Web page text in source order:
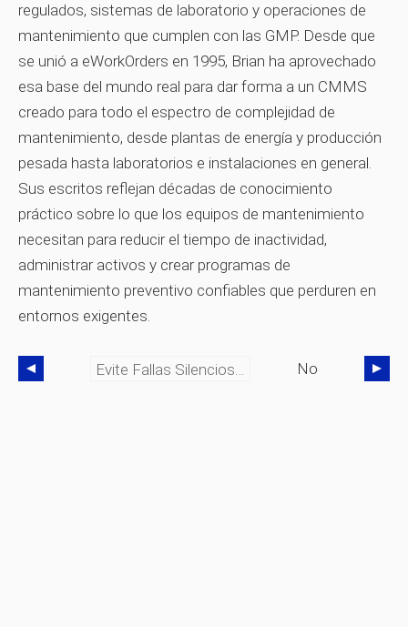
regulados, sistemas de laboratorio y operaciones de
mantenimiento que cumplen con las GMP. Desde que
se unió a eWorkOrders en 1995, Brian ha aprovechado
esa base del mundo real para dar forma a un CMMS
creado para todo el espectro de complejidad de
mantenimiento, desde plantas de energía y producción
pesada hasta laboratorios e instalaciones en general.
Sus escritos reflejan décadas de conocimiento
práctico sobre lo que los equipos de mantenimiento
necesitan para reducir el tiempo de inactividad,
administrar activos y crear programas de
mantenimiento preventivo confiables que perduren en
entornos exigentes.
Evite Fallas Silenciosas En Aguas Residuales:cómo El Software De Gestión De Activos Empresariales Detiene El Costoso Caos No